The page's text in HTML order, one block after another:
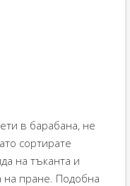
в барабана, не
сортирате
на тъканта и
на пране. Подобна